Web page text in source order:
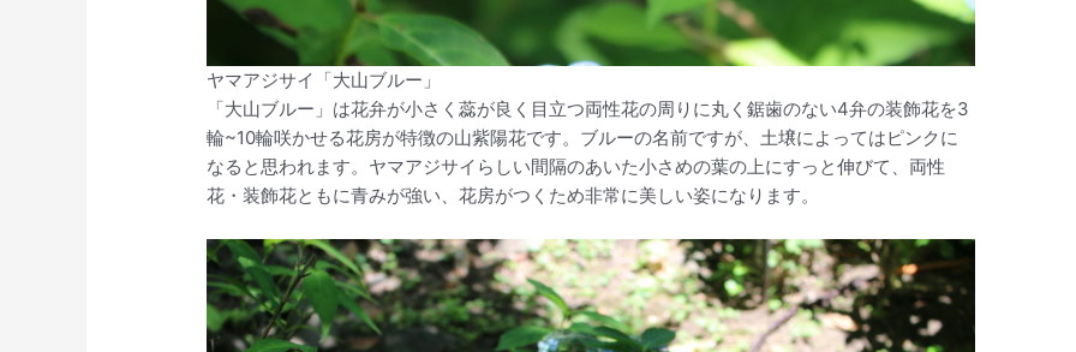
ヤマアジサイ「大山ブルー」
「大山ブルー」は花弁が小さく蕊が良く目立つ両性花の周りに丸く鋸歯のない4弁の装飾花を3
輪~10輪咲かせる花房が特徴の山紫陽花です。ブルーの名前ですが、土壌によってはピンクに
なると思われます。ヤマアジサイらしい間隔のあいた小さめの葉の上にすっと伸びて、両性
花・装飾花ともに青みが強い、花房がつくため非常に美しい姿になります。